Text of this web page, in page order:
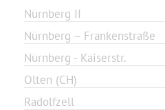
Nürnberg II
Nürnberg – Frankenstraße
Nürnberg - Kaiserstr.
Olten (CH)
Radolfzell